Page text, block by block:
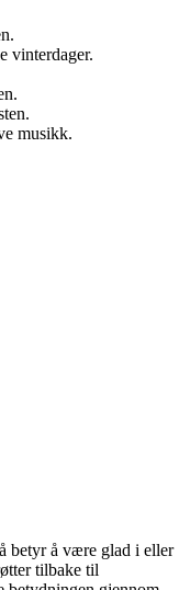
vinterdager.
musikk.
betyr å være glad i eller
tilbake til